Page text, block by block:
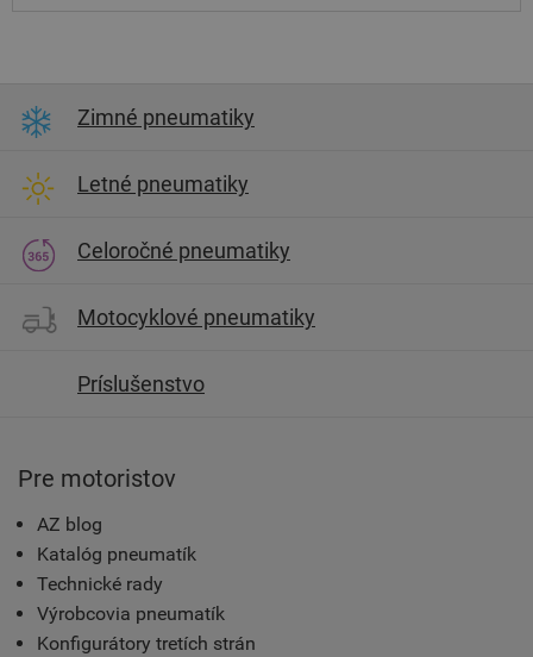
Zimné pneumatiky
Letné pneumatiky
Celoročné pneumatiky
Motocyklové pneumatiky
Príslušenstvo
Pre motoristov
AZ blog
Katalóg pneumatík
Technické rady
Výrobcovia pneumatík
Konfigurátory tretích strán